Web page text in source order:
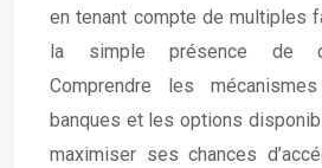
en tenant compte de multiples
la simple présence de
Comprendre les
banques et les options
maximiser ses chances